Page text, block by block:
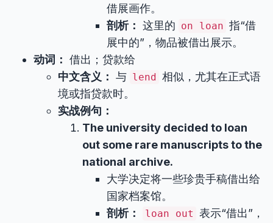
借展画作。
剖析： 这里的 on loan 指“借
展中的”，物品被借出展示。
动词： 借出；贷款给
中文含义： 与 lend 相似，尤其在正式语
境或指贷款时。
实战例句：
The university decided to loan
out some rare manuscripts to the
national archive.
大学决定将一些珍贵手稿借出给
国家档案馆。
剖析：
loan out 表示“借出”，